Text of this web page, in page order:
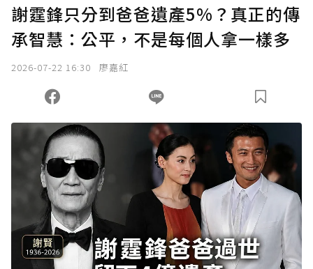
謝霆鋒只分到爸爸遺產5%？真正的傳
承智慧：公平，不是每個人拿一樣多
2026-07-22 16:30 廖嘉紅